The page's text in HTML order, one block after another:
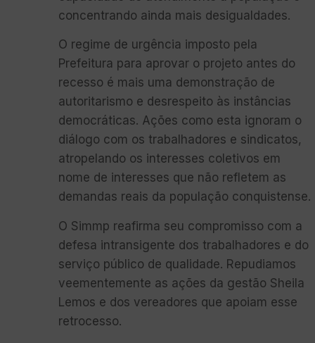
concentrando ainda mais desigualdades.
O regime de urgência imposto pela
Prefeitura para aprovar o projeto antes do
recesso é mais uma demonstração de
autoritarismo e desrespeito às instâncias
democráticas. Ações como esta ignoram o
diálogo com os trabalhadores e sindicatos,
atropelando os interesses coletivos em
nome de interesses que não refletem as
demandas reais da população conquistense.
O Simmp reafirma seu compromisso com a
defesa intransigente dos trabalhadores e do
serviço público de qualidade. Repudiamos
veementemente as ações da gestão Sheila
Lemos e dos vereadores que apoiam esse
retrocesso.